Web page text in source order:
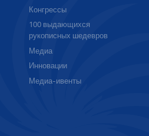
Конгрессы
100 выдающихся
рукописных шедевров
Медиа
Инновации
Медиа-ивенты